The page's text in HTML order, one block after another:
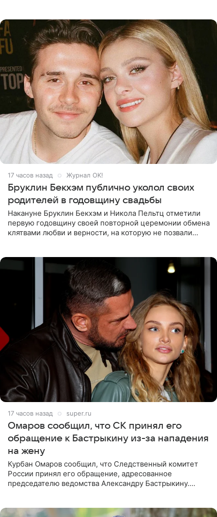
17 часов назад Журнал OK!
Бруклин Бекхэм публично уколол своих
родителей в годовщину свадьбы
Накануне Бруклин Бекхэм и Никола Пельтц отметили
первую годовщину своей повторной церемонии обмена
клятвами любви и верности, на которую не позвали
17 часов назад super.ru
Омаров сообщил, что СК принял его
обращение к Бастрыкину из-за нападения
на жену
Курбан Омаров сообщил, что Следственный комитет
России принял его обращение, адресованное
председателю ведомства Александру Бастрыкину.